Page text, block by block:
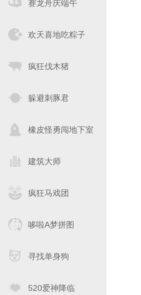
赛龙舟庆端午
欢天喜地吃粽子
疯狂伐木猪
躲避刺豚君
橡皮怪勇闯地下室
建筑大师
疯狂马戏团
哆啦A梦拼图
寻找单身狗
520爱神降临